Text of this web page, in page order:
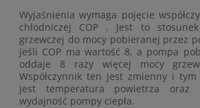
Wyjaśnienia wymaga pojęcie
chłodniczej COP . Jest to
grzewczej do mocy pobieranej przez
jeśli COP ma wartość 8, a pompa
oddaje 8 razy więcej mocy
Współczynnik ten jest zmienny i tym
jest temperatura powietrza
wydajność pompy ciepła.